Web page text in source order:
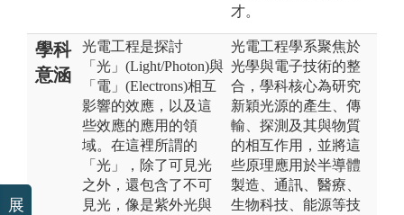
才。
學科
意涵
光電工程是探討
「光」(Light/Photon)與
「電」(Electrons)相互
影響的效應，以及這
些效應的應用的領
域。在這裡所謂的
「光」，除了可見光
之外，還包含了不可
見光，像是紫外光與
光電工程學系聚焦於
光學與電子技術的整
合，學科核心為研究
新穎光源的產生、傳
輸、探測及其與物質
的相互作用，並將這
些原理應用於半導體
製造、通訊、醫療、
生物科技、能源等技
展